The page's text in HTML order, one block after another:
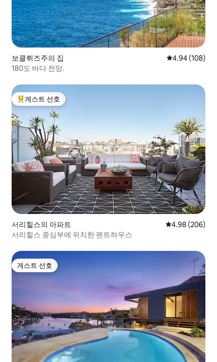
보클뤼즈주의 집 평점 4.94점(5
4.94 (108)
180도 바다 전망.
상위 게스트 선호
게스트 선호
서리힐스의 아파트 평점 4.98점(5
4.98 (206)
서리힐스 중심부에 위치한 펜트하우스
게스트 선호
게스트 선호